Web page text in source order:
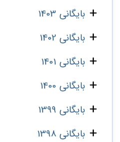
بایگانی 1403
بایگانی 1402
بایگانی 1401
بایگانی 1400
بایگانی 1399
بایگانی 1398